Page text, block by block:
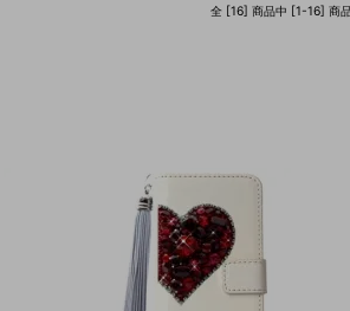
全 [16] 商品中 [1-16] 商